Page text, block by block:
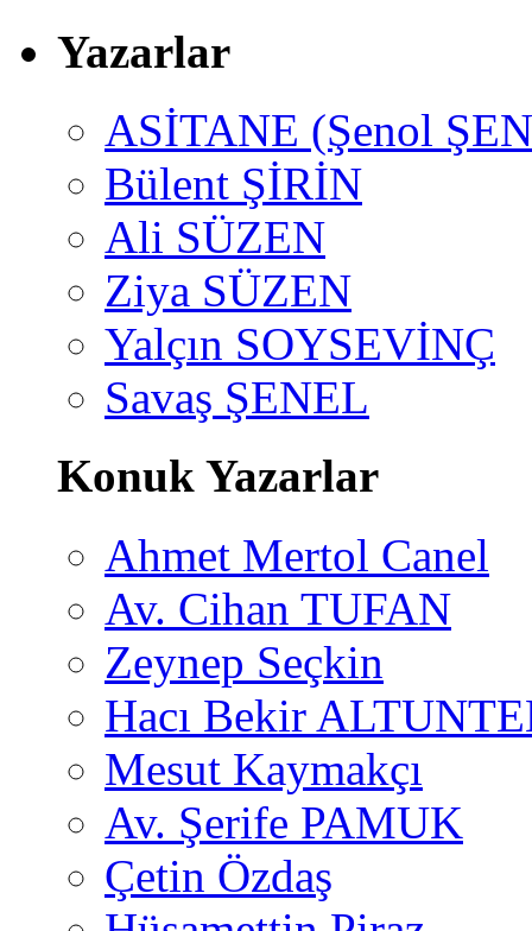
Yazarlar
ASİTANE (Şenol
Bülent ŞİRİN
Ali SÜZEN
Ziya SÜZEN
Yalçın SOYSEVİNÇ
Savaş ŞENEL
Konuk Yazarlar
Ahmet Mertol Canel
Av. Cihan TUFAN
Zeynep Seçkin
Hacı Bekir
Mesut Kaymakçı
Av. Şerife PAMUK
Çetin Özdaş